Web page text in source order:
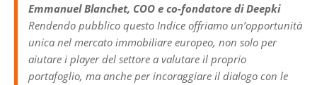
Emmanuel Blanchet, COO e co-fondatore di Deepki
Rendendo pubblico questo Indice offriamo un’opportunità
unica nel mercato immobiliare europeo, non solo per
aiutare i player del settore a valutare il proprio
portafoglio, ma anche per incoraggiare il dialogo con le